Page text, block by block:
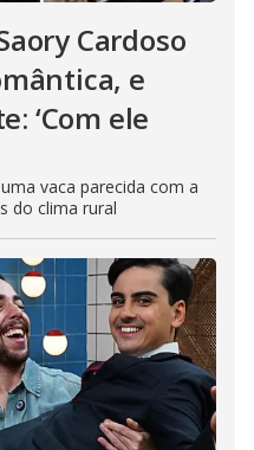
Cardoso
e
‘Com ele
vaca parecida com a
do clima rural